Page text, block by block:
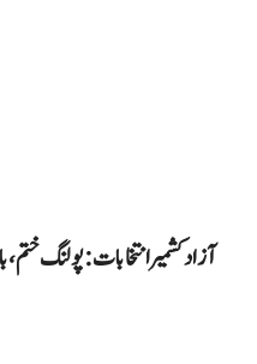
آزاد کشمیر انتخابات: پولنگ